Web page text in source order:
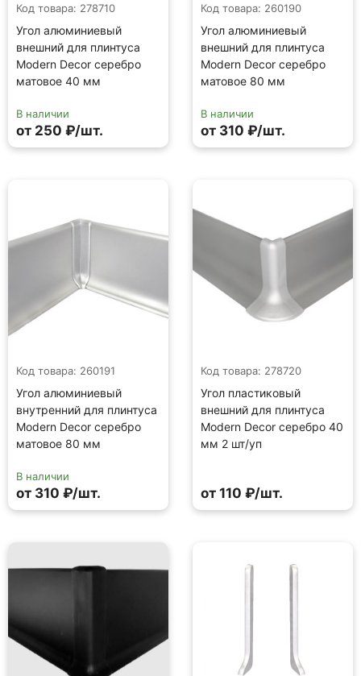
Код товара: 278710
Угол алюминиевый
внешний для плинтуса
Modern Decor серебро
матовое 40 мм
В наличии
от 250 ₽/шт.
Код товара: 260190
Угол алюминиевый
внешний для плинтуса
Modern Decor серебро
матовое 80 мм
В наличии
от 310 ₽/шт.
Код товара: 260191
Угол алюминиевый
внутренний для плинтуса
Modern Decor серебро
матовое 80 мм
В наличии
от 310 ₽/шт.
Код товара: 278720
Угол пластиковый
внешний для плинтуса
Modern Decor серебро 40
мм 2 шт/уп
от 110 ₽/шт.